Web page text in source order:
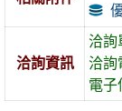
洽詢資訊
洽詢
洽詢
電子